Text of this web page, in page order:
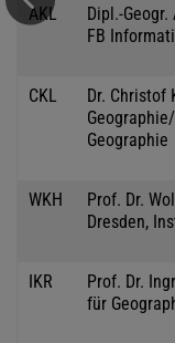
AKL
Dipl.-
FB
CKL
Dr. Christof
Geographie
WKH
Prof. Dr.
Dresden,
IKR
Prof. Dr.
für